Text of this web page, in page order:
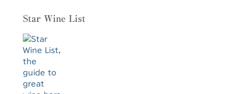
Star Wine List